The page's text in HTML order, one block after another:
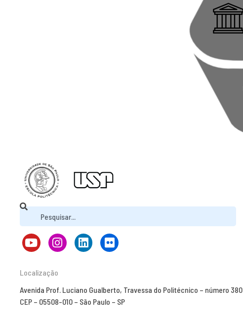
Localização
Avenida Prof. Luciano Gualberto, Travessa do Politécnico – número 380
CEP – 05508-010 – São Paulo – SP